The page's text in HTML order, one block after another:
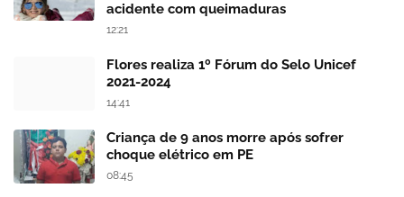
acidente com queimaduras
12:21
Flores realiza 1º Fórum do Selo Unicef
2021-2024
14:41
Criança de 9 anos morre após sofrer
choque elétrico em PE
08:45